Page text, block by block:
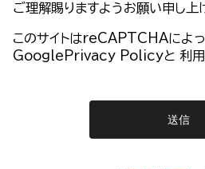
ご理解賜りますようお願い申し上
このサイトはreCAPTCHAによっ
GooglePrivacy Policyと 利